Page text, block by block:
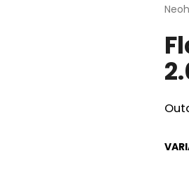
je
0,0
z